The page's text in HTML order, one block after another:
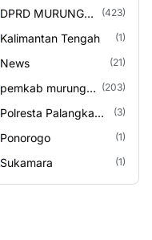
DPRD MURUNG
(423)
Kalimantan Tengah (1)
News (21)
pemkab murung
(203)
Polresta Palangka
(3)
Ponorogo (1)
Sukamara (1)